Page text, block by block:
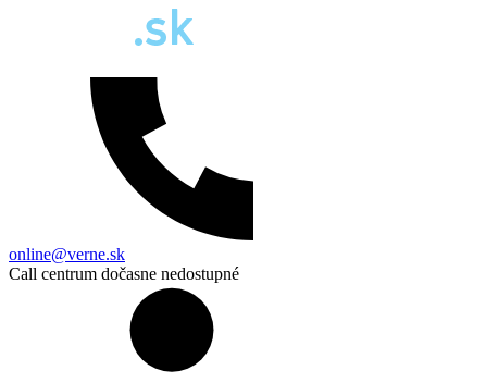
online@verne.sk
Call centrum dočasne nedostupné